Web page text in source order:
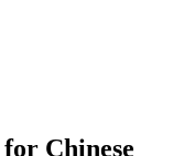
Chinese